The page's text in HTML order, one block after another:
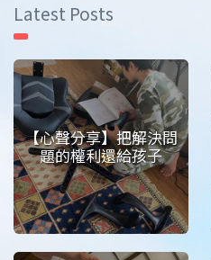
Latest Posts
【心聲分享】把解決問
題的權利還給孩子